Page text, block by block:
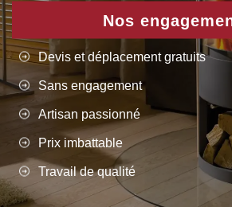
Nos
Devis et déplacement gratuits
Sans engagement
Artisan passionné
Prix imbattable
Travail de qualité